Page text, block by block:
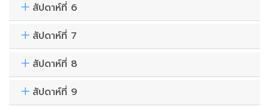
สัปดาห์ที่ 6
สัปดาห์ที่ 7
สัปดาห์ที่ 8
สัปดาห์ที่ 9